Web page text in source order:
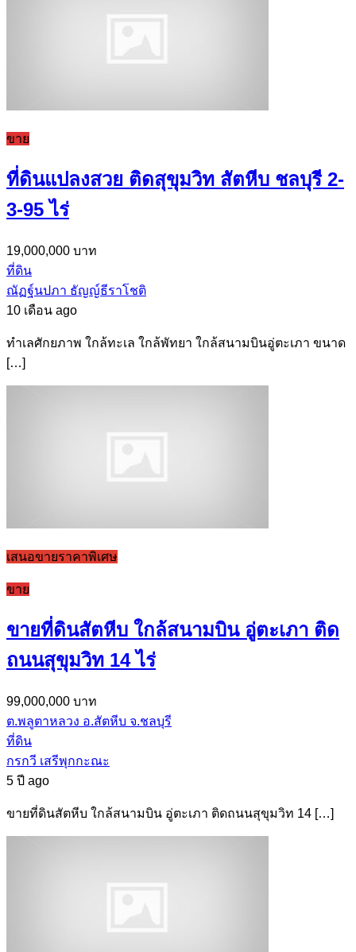
ขาย
ที่ดินแปลงสวย ติดสุขุมวิท สัตหีบ ชลบุรี 2-
3-95 ไร่
19,000,000 บาท
ที่ดิน
ณัฏฐ์นปภา ธัญญ์ธีราโชติ
10 เดือน ago
ทำเลศักยภาพ ใกล้ทะเล ใกล้พัทยา ใกล้สนามบินอู่ตะเภา ขนาด
[…]
เสนอขายราคาพิเศษ
ขาย
ขายที่ดินสัตหีบ ใกล้สนามบิน อู่ตะเภา ติด
ถนนสุขุมวิท 14 ไร่
99,000,000 บาท
ต.พลูตาหลวง อ.สัตหีบ จ.ชลบุรี
ที่ดิน
กรกวี เสรีพุกกะณะ
5 ปี ago
ขายที่ดินสัตหีบ ใกล้สนามบิน อู่ตะเภา ติดถนนสุขุมวิท 14 […]